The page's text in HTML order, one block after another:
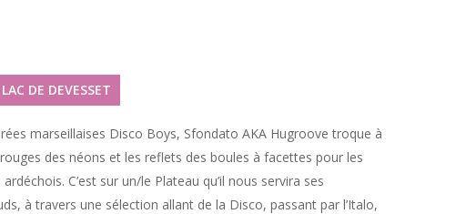
DE DEVESSET
marseillaises Disco Boys, Sfondato AKA Hugroove troque à
des néons et les reflets des boules à facettes pour les
C’est sur un/le Plateau qu’il nous servira ses
à travers une sélection allant de la Disco, passant par l’Italo,